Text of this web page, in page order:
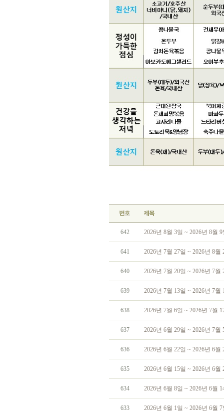
642 2026년 8월 3일 ~ 2026년 8월
641 2026년 7월 27일 ~ 2026년 8월
640 2026년 7월 20일 ~ 2026년 7월
639 2026년 7월 13일 ~ 2026년 7월
638 2026년 7월 6일 ~ 2026년 7월
637 2026년 6월 29일 ~ 2026년 7월
636 2026년 6월 22일 ~ 2026년 6월
635 2026년 6월 15일 ~ 2026년 6월
634 2026년 6월 8일 ~ 2026년 6월
633 2026년 6월 1일 ~ 2026년 6월